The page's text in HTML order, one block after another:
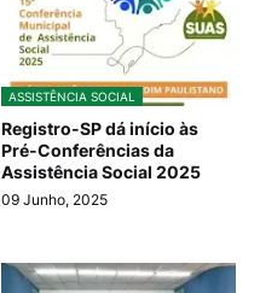
ASSISTÊNCIA SOCIAL
Registro-SP dá início às
Pré-Conferências da
Assistência Social 2025
09 Junho, 2025